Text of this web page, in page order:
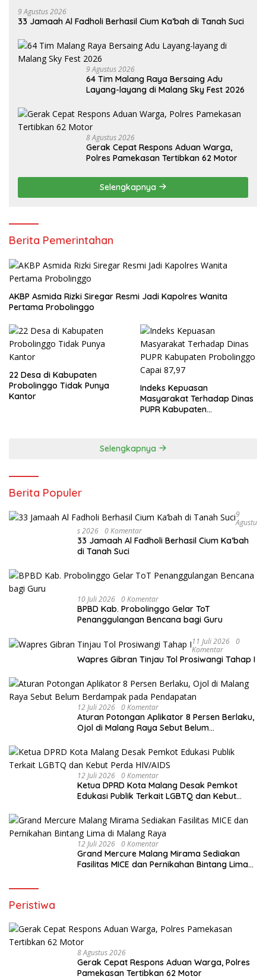
9 Agustus 2026
33 Jamaah Al Fadholi Berhasil Cium Ka’bah di Tanah Suci
9 Agustus 2026
64 Tim Malang Raya Bersaing Adu
Layang-layang di Malang Sky Fest 2026
8 Agustus 2026
Gerak Cepat Respons Aduan Warga,
Polres Pamekasan Tertibkan 62 Motor
Selengkapnya
Berita Pemerintahan
AKBP Asmida Rizki Siregar Resmi Jadi Kapolres Wanita
Pertama Probolinggo
22 Desa di Kabupaten
Probolinggo Tidak Punya
Kantor
Indeks Kepuasan
Masyarakat Terhadap Dinas
PUPR Kabupaten
Selengkapnya
Berita Populer
9
Agustu
S 2026 0 Komentar
33 Jamaah Al Fadholi Berhasil Cium Ka’bah
di Tanah Suci
10 Juli 2026 0 Komentar
BPBD Kab. Probolinggo Gelar ToT
Penanggulangan Bencana bagi Guru
11 Juli 2026 0
Komentar
Wapres Gibran Tinjau Tol Prosiwangi Tahap I
12 Juli 2026 0 Komentar
Aturan Potongan Aplikator 8 Persen Berlaku,
Ojol di Malang Raya Sebut Belum
12 Juli 2026 0 Komentar
Ketua DPRD Kota Malang Desak Pemkot
Edukasi Publik Terkait LGBTQ dan Kebut
12 Juli 2026 0 Komentar
Grand Mercure Malang Mirama Sediakan
Fasilitas MICE dan Pernikahan Bintang Lima
Peristiwa
8 Agustus 2026
Gerak Cepat Respons Aduan Warga, Polres
Pamekasan Tertibkan 62 Motor